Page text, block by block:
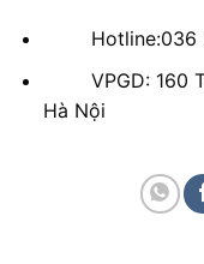
Hotline:036
VPGD: 160
Hà Nội